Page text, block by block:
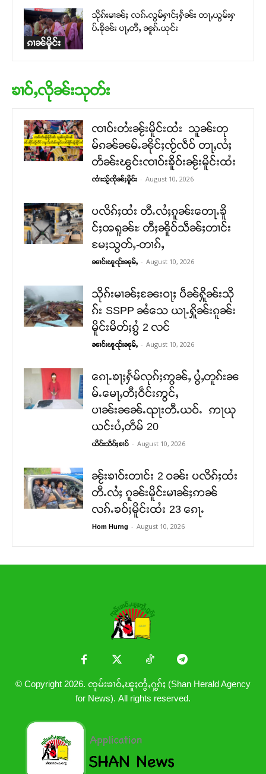
ၵၢၼ်မိူင်း
သိုၵ်းမၢၼ်ႈ လၵ်ႉလွမ်ႁၢင်ႈႁႅၼ်း တႃႇယွမ်းႁ
ပ်ႉၶိုၼ်း ပႃႇတီႇ ၼူၵ်ႉယုင်း
ၶၢဝ်ႇလိုၼ်းသုတ်း
ၸၢဝ်းတႆးၼႂ်းမိူင်းထႆး သူၼ်းတု
မ်ၵၼ်ၼမ်ႉၼိုင်ႈၸႂ်လဵဝ် တႃႇလႆႈ
တႅၼ်းၽွင်းၸၢဝ်းၶိူဝ်းၼႂ်းမိူင်းထႆး
ၸၢႆးသႂ်ၸိုၼ်ႈမိူင်း - August 10, 2026
ပလိၵ်ႈထႆး တီႉလႆႈၵူၼ်းတေႃႉၶိူ
င်ႈၻရူၼ်ႊ တီႈၼိူဝ်သဵၼ်ႈတၢင်း
မႄႈသွတ်ႇ-တၢၵ်ႇ
ၼၢင်းၽူၺ်းၼုမ်ႇ - August 10, 2026
သိုၵ်းမၢၼ်ႈၼႄးဝႃႈ ပဵၼ်ႁိူၼ်းသို
ၵ်း SSPP ၼႆသေ ယႃႉႁိူၼ်းၵူၼ်း
မိူင်းမိတ်ႈၵွႆ 2 လင်
ၼၢင်းၽူၺ်းၼုမ်ႇ - August 10, 2026
ၵေႃႉၶႃႈႁႅမ်လုၵ်ႈဢွၼ်ႇ ပွႆႇတူၵ်းၼ
မ်ႉမေႃႇတီႈဝဵင်းဢွင်ႇ
ပၢၼ်းၼၼ်ႉၺႃးတီႉယဝ်ႉ ဢႃယု
ယင်းပႆႇတဵမ် 20
ယိင်းသဵဝ်ႈၶၢဝ် - August 10, 2026
ၼႂ်းၶၢဝ်းတၢင်း 2 ဝၼ်း ပလိၵ်ႈထႆး
တီႉလႆႈ ၵူၼ်းမိူင်းမၢၼ်ႈဢၼ်
လၵ်ႉၶဝ်ႈမိူင်းထႆး 23 ၵေႃႉ
Hom Hurng - August 10, 2026
© Copyright 2026. ၸုမ်းၶၢဝ်ႇၽူႈတွႆႇႁွၵ်ႈ (Shan Herald Agency
for News). All rights reserved.